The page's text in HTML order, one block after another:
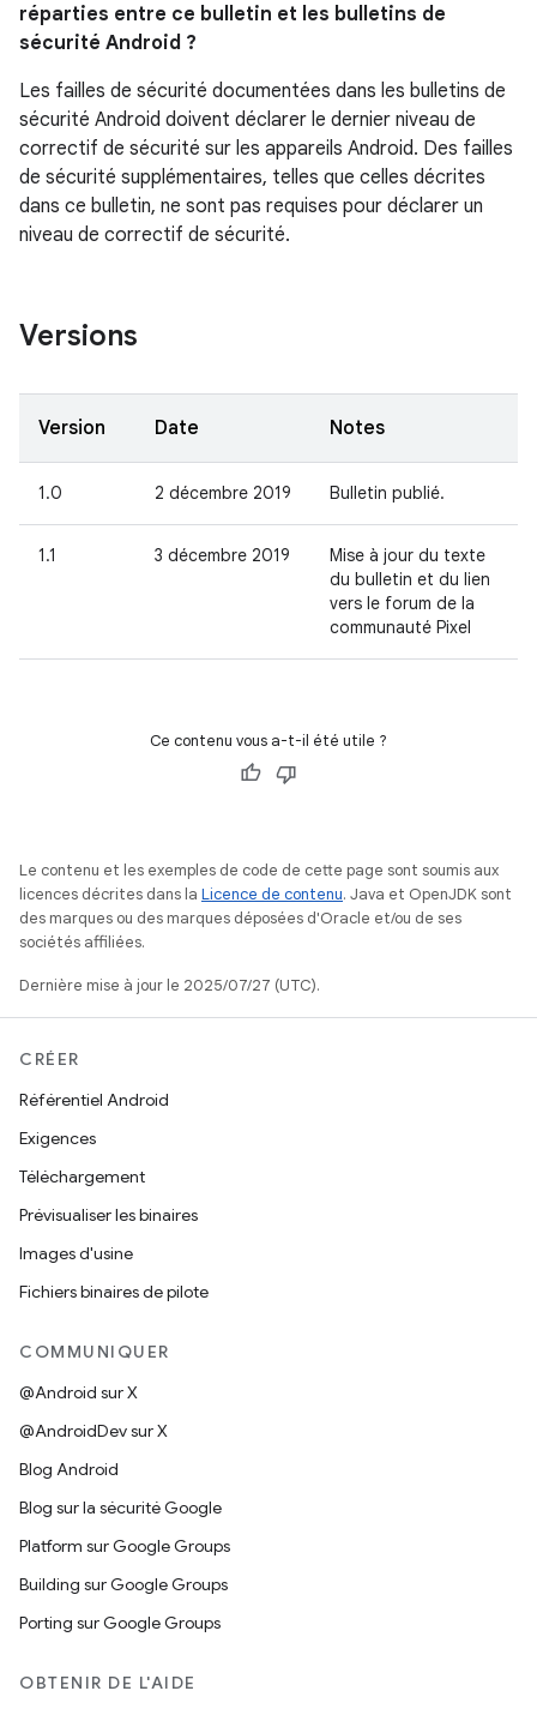
réparties entre ce bulletin et les bulletins de
sécurité Android ?
Les failles de sécurité documentées dans les bulletins de
sécurité Android doivent déclarer le dernier niveau de
correctif de sécurité sur les appareils Android. Des failles
de sécurité supplémentaires, telles que celles décrites
dans ce bulletin, ne sont pas requises pour déclarer un
niveau de correctif de sécurité.
Versions
Version Date Notes
1.0 2 décembre 2019 Bulletin publié.
1.1 3 décembre 2019
Mise à jour du texte
du bulletin et du lien
vers le forum de la
communauté Pixel
Ce contenu vous a-t-il été utile ?
Le contenu et les exemples de code de cette page sont soumis aux
licences décrites dans la Licence de contenu. Java et OpenJDK sont
des marques ou des marques déposées d'Oracle et/ou de ses
sociétés affiliées.
Dernière mise à jour le 2025/07/27 (UTC).
CRÉER
Référentiel Android
Exigences
Téléchargement
Prévisualiser les binaires
Images d'usine
Fichiers binaires de pilote
COMMUNIQUER
@Android sur X
@AndroidDev sur X
Blog Android
Blog sur la sécurité Google
Platform sur Google Groups
Building sur Google Groups
Porting sur Google Groups
OBTENIR DE L'AIDE